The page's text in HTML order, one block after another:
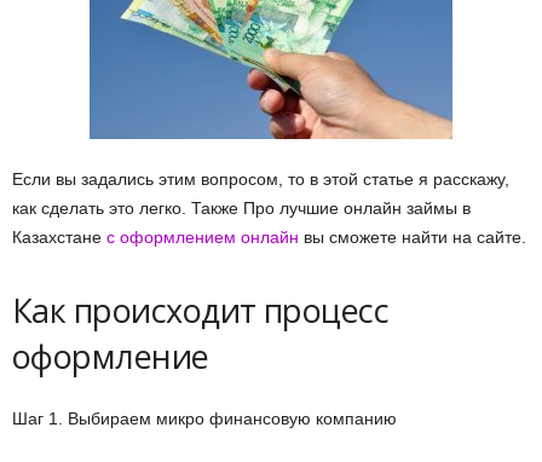
Если вы задались этим вопросом, то в этой статье я расскажу,
как сделать это легко. Также Про лучшие онлайн займы в
Казахстане с оформлением онлайн вы сможете найти на сайте.
Как происходит процесс
оформление
Шаг 1. Выбираем микро финансовую компанию